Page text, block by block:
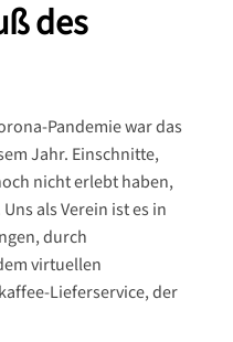
des
Pandemie war das
Jahr. Einschnitte,
nicht erlebt haben,
als Verein ist es in
durch
virtuellen
Lieferservice, der